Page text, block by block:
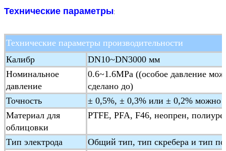
Технические параметры:
Технические параметры производительности
Калибр
DN10~DN3000 мм
Номинальное
давление
0.6~1.6MPa ((особое давление
сделано до)
Точность
± 0,5%, ± 0,3% или ± 0,2% можно
Материал для
облицовки
PTFE, PFA, F46, неопрен,
Тип электрода Общий тип, тип скребера и тип